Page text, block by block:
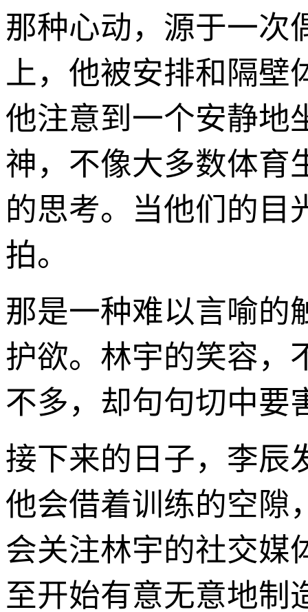
那种心动，源于一次
上，他被安排和隔壁
他注意到一个安静地
神，不像大多数体育
的思考。当他们的目
拍。
那是一种难以言喻的
护欲。林宇的笑容，
不多，却句句切中要
接下来的日子，李辰
他会借着训练的空隙
会关注林宇的社交媒
至开始有意无意地制